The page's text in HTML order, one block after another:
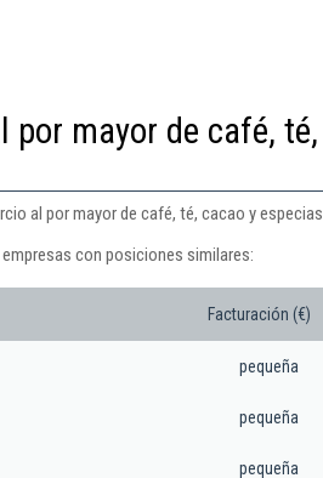
por mayor de café, té,
al por mayor de café, té, cacao y especias.
con posiciones similares:
Facturación (€)
pequeña
pequeña
pequeña